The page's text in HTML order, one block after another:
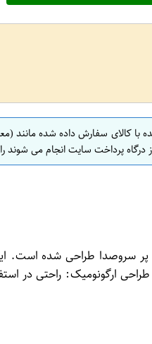
کالای سفارش داده شده مانند
پرداخت سایت انجام می شوند
طراحی شده است. این
داخل گوش قرار می‌گیرند. ویژگی‌های مهم: کاهش نویز بالا: توانایی